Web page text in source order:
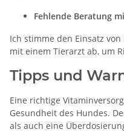
Fehlende Beratung
Ich stimme den Einsatz
mit einem Tierarzt ab, um
Tipps und
Eine richtige
Gesundheit des Hundes.
als auch eine